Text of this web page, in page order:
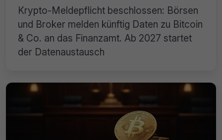
Krypto-Meldepflicht beschlossen: Börsen
und Broker melden künftig Daten zu Bitcoin
& Co. an das Finanzamt. Ab 2027 startet
der Datenaustausch